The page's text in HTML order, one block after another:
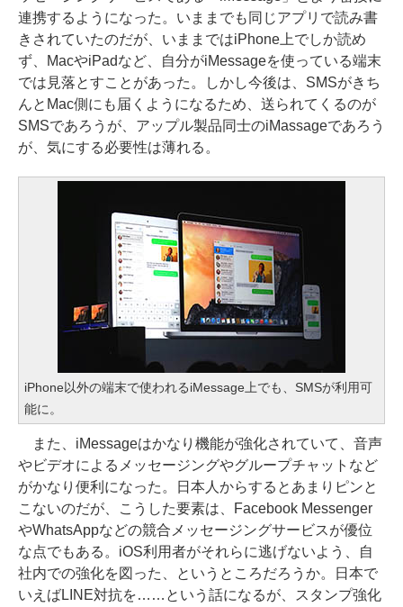
連携するようになった。いままでも同じアプリで読み書
きされていたのだが、いままではiPhone上でしか読め
ず、MacやiPadなど、自分がiMessageを使っている端末
では見落とすことがあった。しかし今後は、SMSがきち
んとMac側にも届くようになるため、送られてくるのが
SMSであろうが、アップル製品同士のiMassageであろう
が、気にする必要性は薄れる。
iPhone以外の端末で使われるiMessage上でも、SMSが利用可
能に。
また、iMessageはかなり機能が強化されていて、音声
やビデオによるメッセージングやグループチャットなど
がかなり便利になった。日本人からするとあまりピンと
こないのだが、こうした要素は、Facebook Messenger
やWhatsAppなどの競合メッセージングサービスが優位
な点でもある。iOS利用者がそれらに逃げないよう、自
社内での強化を図った、というところだろうか。日本で
いえばLINE対抗を……という話になるが、スタンプ強化